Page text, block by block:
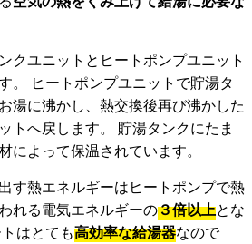
クユニットとヒートポンプユニット
。 ヒートポンプユニットで貯湯タ
湯に沸かし、熱交換後再び沸かした
トへ戻します。 貯湯タンクにたま
によって保温されています。
す熱エネルギーはヒートポンプで熱
れる電気エネルギーの３倍以上とな
はとても高効率な給湯器なので